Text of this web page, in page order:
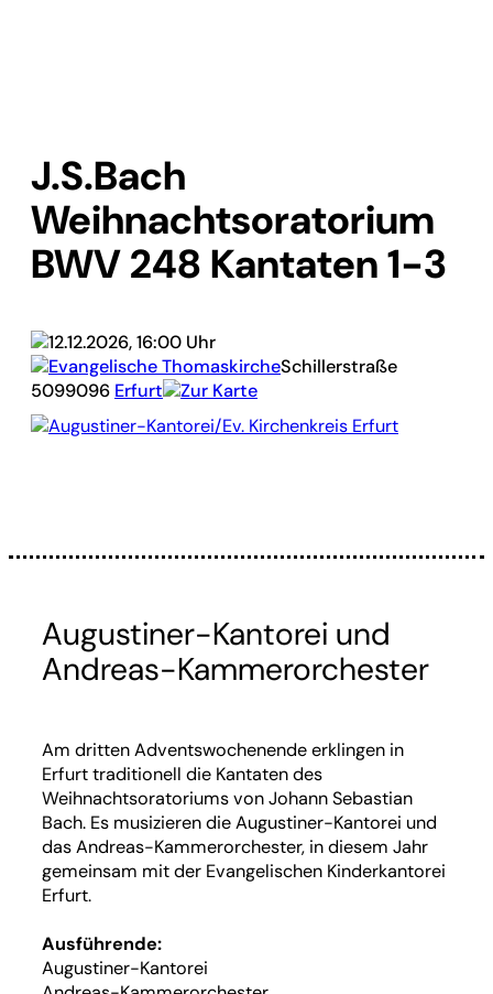
J.S.Bach
Weihnachtsoratorium
BWV 248 Kantaten 1-3
12.12.2026, 16:00 Uhr
Evangelische ThomaskircheSchillerstraße
5099096 Erfurt
Zur Karte
Augustiner-Kantorei/Ev. Kirchenkreis Erfurt
Augustiner-Kantorei und
Andreas-Kammerorchester
Am dritten Adventswochenende erklingen in
Erfurt traditionell die Kantaten des
Weihnachtsoratoriums von Johann Sebastian
Bach. Es musizieren die Augustiner-Kantorei und
das Andreas-Kammerorchester, in diesem Jahr
gemeinsam mit der Evangelischen Kinderkantorei
Erfurt.
Ausführende:
Augustiner-Kantorei